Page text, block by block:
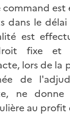
est
dans le
est
fixe et
lors de la
de
ne donne
au profit